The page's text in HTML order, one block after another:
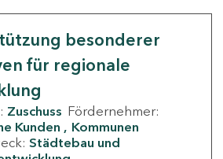
besonderer
für regionale
Zuschuss Fördernehmer:
Kunden
Kommunen
Städtebau und